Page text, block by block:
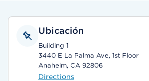
Ubicación
Building 1
3440 E La Palma Ave, 1st Floor
Anaheim, CA 92806
Directions